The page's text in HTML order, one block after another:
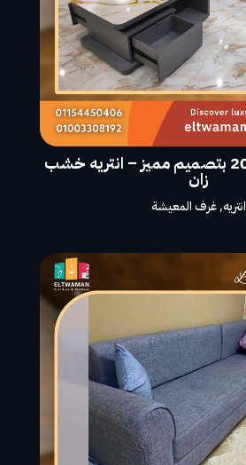
انتريه مودرن 2025 بتصميم مميز – انتريه خشب
زان
انتريه,غرف المعيشة